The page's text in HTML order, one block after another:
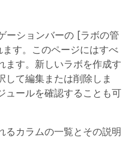
ーションバーの [ラボの管
す。 このページにはすべ
ます。新しいラボを作成す
して編集または削除しま
ュールを確認することも可
るカラムの一覧とその説明